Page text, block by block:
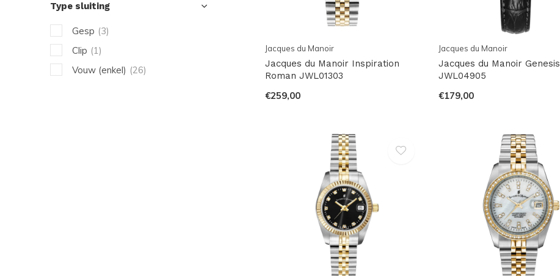
Jacques du Manoir
Jacques du Manoir Inspiration
Roman JWL01303
€259,00
Jacques du Manoir
Jacques du Manoir Genesis
JWL04905
€179,00
Type sluiting
Gesp (3)
Clip (1)
Vouw (enkel) (26)